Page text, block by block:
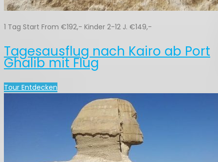
1 Tag Start From €192,- Kinder 2-12 J. €149,-
Tagesausflug nach Kairo ab Port
Ghalib mit Flug
Tour Entdecken